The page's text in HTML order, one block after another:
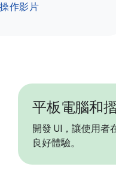
作影片
平板電腦和
開發 UI，讓使用者
良好體驗。